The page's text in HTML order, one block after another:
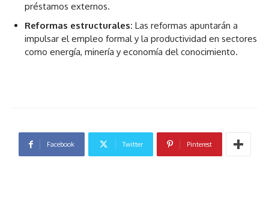
préstamos externos.
Reformas estructurales: Las reformas apuntarán a
impulsar el empleo formal y la productividad en sectores
como energía, minería y economía del conocimiento.
Facebook Twitter Pinterest